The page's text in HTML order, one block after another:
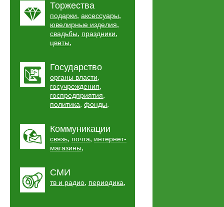
Торжества
подарки, аксессуары,
ювелирные изделия,
свадьбы, праздники,
цветы,
Государство
органы власти,
госучреждения,
госпредприятия,
политика, фонды,
Коммуникации
связь, почта, интернет-
магазины,
СМИ
тв и радио, периодика,